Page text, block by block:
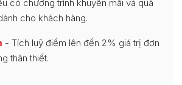
có chương trình khuyến mãi và quà
cho khách hàng.
- Tích luỹ điểm lên đến 2% giá trị đơn
thân thiết.